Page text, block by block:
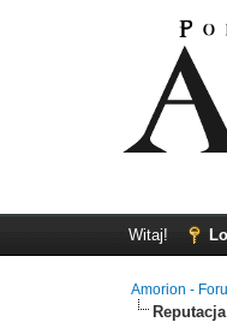
Witaj!
Amorion -
Reputacja